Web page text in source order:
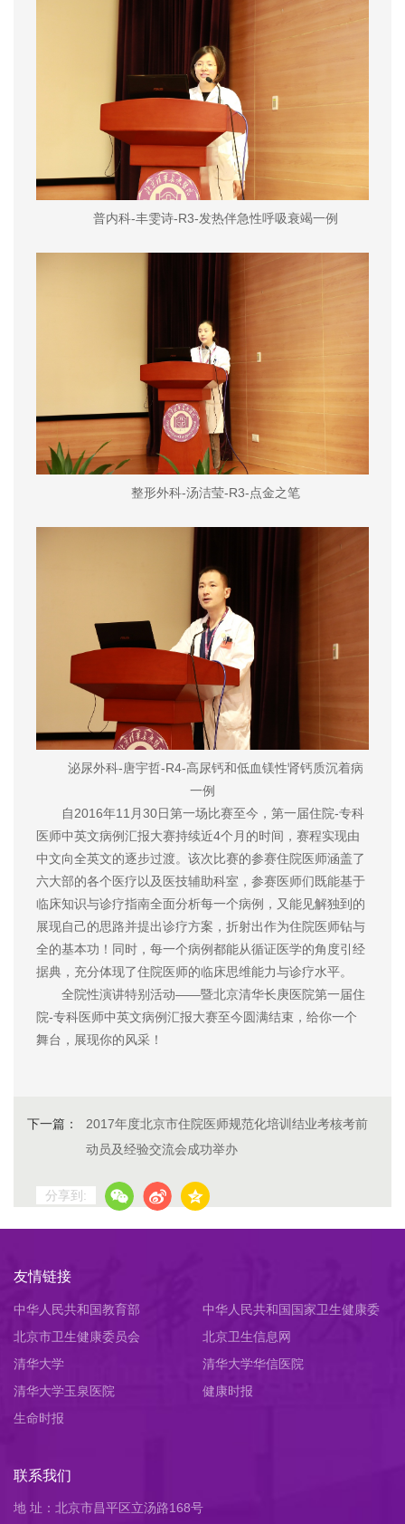
普内科-丰雯诗-R3-发热伴急性呼吸衰竭一例
整形外科-汤洁莹-R3-点金之笔
泌尿外科-唐宇哲-R4-高尿钙和低血镁性肾钙质沉着病
一例
自2016年11月30日第一场比赛至今，第一届住院-专科
医师中英文病例汇报大赛持续近4个月的时间，赛程实现由
中文向全英文的逐步过渡。该次比赛的参赛住院医师涵盖了
六大部的各个医疗以及医技辅助科室，参赛医师们既能基于
临床知识与诊疗指南全面分析每一个病例，又能见解独到的
展现自己的思路并提出诊疗方案，折射出作为住院医师钻与
全的基本功！同时，每一个病例都能从循证医学的角度引经
据典，充分体现了住院医师的临床思维能力与诊疗水平。
全院性演讲特别活动——暨北京清华长庚医院第一届住
院-专科医师中英文病例汇报大赛至今圆满结束，给你一个
舞台，展现你的风采！
下一篇：
2017年度北京市住院医师规范化培训结业考核考前
动员及经验交流会成功举办
分享到:
友情链接
中华人民共和国教育部
中华人民共和国国家卫生健康委
员会
北京市卫生健康委员会
北京卫生信息网
清华大学
清华大学华信医院
清华大学玉泉医院
健康时报
生命时报
联系我们
地 址：北京市昌平区立汤路168号